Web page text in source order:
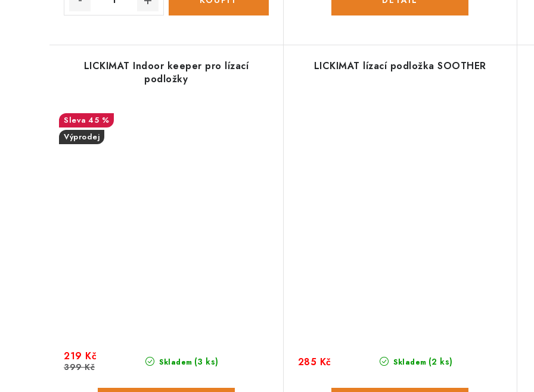
LICKIMAT Indoor keeper pro lízací
podložky
45 %
Výprodej
Skladem (3 ks)
219 Kč
399 Kč
LICKIMAT lízací podložka SOOTHER
Skladem (2 ks)
285 Kč